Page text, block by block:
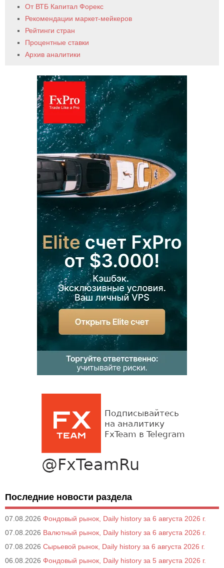
От ВТБ Капитал Форекс
Рекомендации маркет-мейкеров
Рейтинги стран
Процентные ставки
Архив аналитики
Последние новости раздела
07.08.2026 Фондовый рынок, Daily history за 6 августа 2026 г.
07.08.2026 Валютный рынок, Daily history за 6 августа 2026 г.
07.08.2026 Сырьевой рынок, Daily history за 6 августа 2026 г.
06.08.2026 Фондовый рынок, Daily history за 5 августа 2026 г.